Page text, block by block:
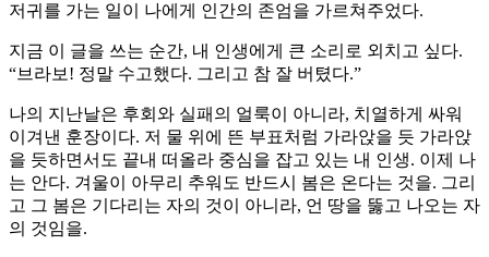
저귀를 가는 일이 나에게 인간의 존엄을 가르쳐주었다.
지금 이 글을 쓰는 순간, 내 인생에게 큰 소리로 외치고 싶다.
“브라보! 정말 수고했다. 그리고 참 잘 버텼다.”
나의 지난날은 후회와 실패의 얼룩이 아니라, 치열하게 싸워
이겨낸 훈장이다. 저 물 위에 뜬 부표처럼 가라앉을 듯 가라앉
을 듯하면서도 끝내 떠올라 중심을 잡고 있는 내 인생. 이제 나
는 안다. 겨울이 아무리 추워도 반드시 봄은 온다는 것을. 그리
고 그 봄은 기다리는 자의 것이 아니라, 언 땅을 뚫고 나오는 자
의 것임을.